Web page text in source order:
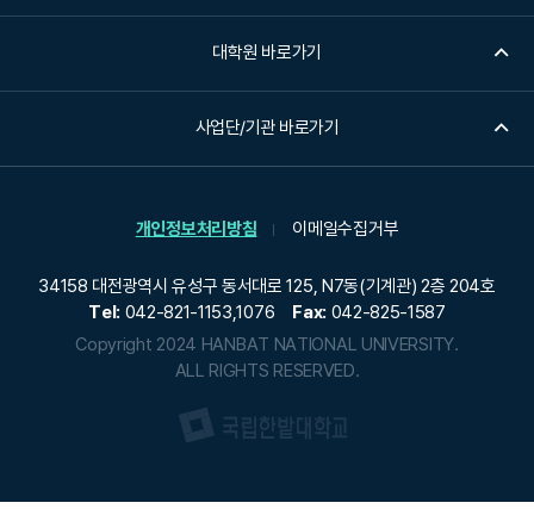
대학원 바로가기
사업단/기관 바로가기
개인정보처리방침 이메일수집거부
34158 대전광역시 유성구 동서대로 125, N7동(기계관) 2층 204호
Tel: 042-821-1153,1076 Fax: 042-825-1587
Copyright 2024 HANBAT NATIONAL UNIVERSITY.
ALL RIGHTS RESERVED.